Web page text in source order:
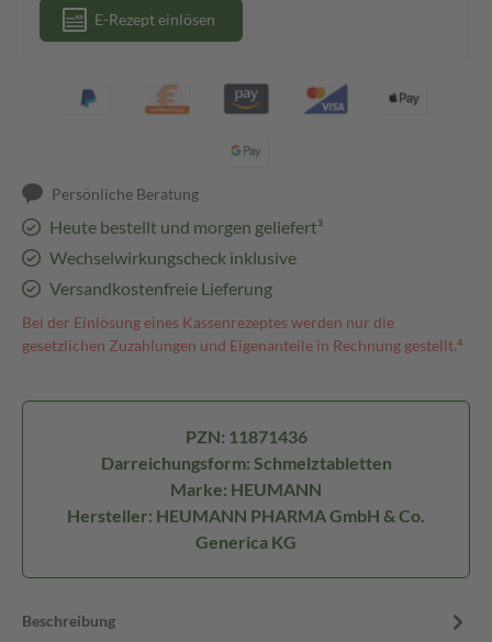
E-Rezept einlösen
Persönliche Beratung
Heute bestellt und morgen geliefert³
Wechselwirkungscheck inklusive
Versandkostenfreie Lieferung
Bei der Einlösung eines Kassenrezeptes werden nur die
gesetzlichen Zuzahlungen und Eigenanteile in Rechnung gestellt.⁴
PZN: 11871436
Darreichungsform: Schmelztabletten
Marke: HEUMANN
Hersteller: HEUMANN PHARMA GmbH & Co.
Generica KG
Beschreibung